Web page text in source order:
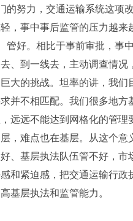
的努力，交通运输系统这项
，事中事后监管的压力越
好。相比于事前审批，事
、到一线去，主动调查情
的挑战。坦率的讲，我们
并不相匹配。我们很多地
远远不能达到网格化的管理
，难点也在基层。从这个
基层执法队伍管不好，市
紧迫感，把交通运输行政
基层执法和监管能力。